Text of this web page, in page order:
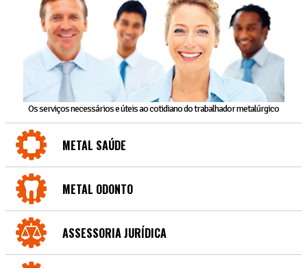
Os serviços necessários e úteis ao cotidiano do trabalhador metalúrgico
METAL SAÚDE
METAL ODONTO
ASSESSORIA JURÍDICA